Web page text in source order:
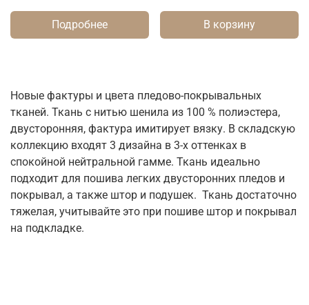
Подробнее В корзину
Новые фактуры и цвета пледово-покрывальных
тканей. Ткань с нитью шенила из 100 % полиэстера,
двусторонняя, фактура имитирует вязку. В складскую
коллекцию входят 3 дизайна в 3-х оттенках в
спокойной нейтральной гамме. Ткань идеально
подходит для пошива легких двусторонних пледов и
покрывал, а также штор и подушек. Ткань достаточно
тяжелая, учитывайте это при пошиве штор и покрывал
на подкладке.